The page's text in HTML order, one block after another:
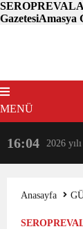
GazetesiAmasya
MENÜ
16:04 2026
Anasayfa